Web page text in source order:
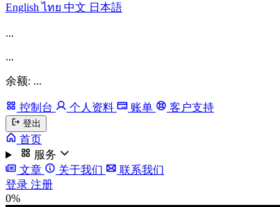
Englishไทย 中文 日本語
...
...
余额: ...
控制台 个人资料 账单 客户支持
登出
首页
服务
文章
关于我们
联系我们
登录 注册
0%